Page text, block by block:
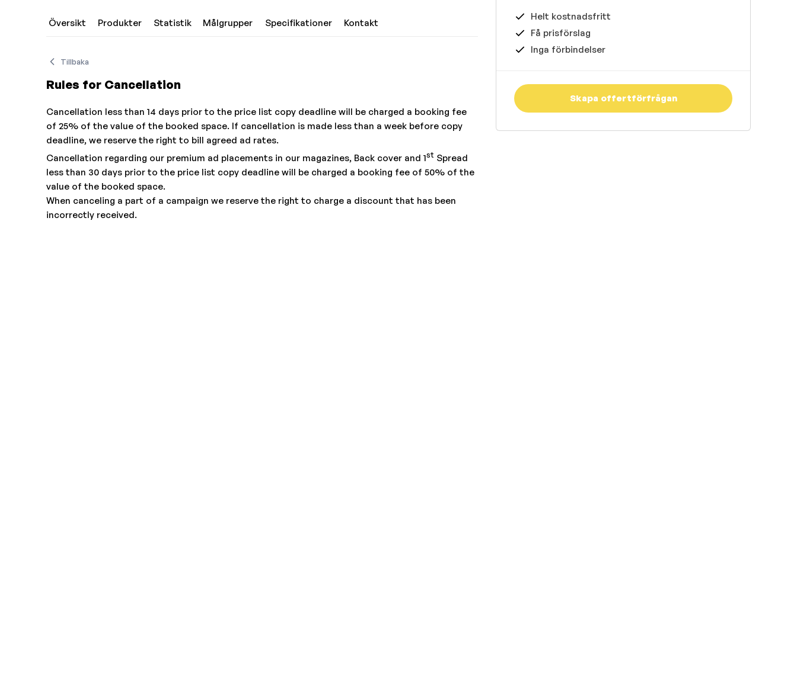
Översikt Produkter Statistik Målgrupper Specifikationer Kontakt
Tillbaka
Rules for Cancellation
Cancellation less than 14 days prior to the price list copy deadline will be charged a booking fee
of 25% of the value of the booked space. If cancellation is made less than a week before copy
deadline, we reserve the right to bill agreed ad rates.
Cancellation regarding our premium ad placements in our magazines, Back cover and 1st Spread
less than 30 days prior to the price list copy deadline will be charged a booking fee of 50% of the
value of the booked space.
When canceling a part of a campaign we reserve the right to charge a discount that has been
incorrectly received.
Helt kostnadsfritt
Få prisförslag
Inga förbindelser
Skapa offertförfrågan